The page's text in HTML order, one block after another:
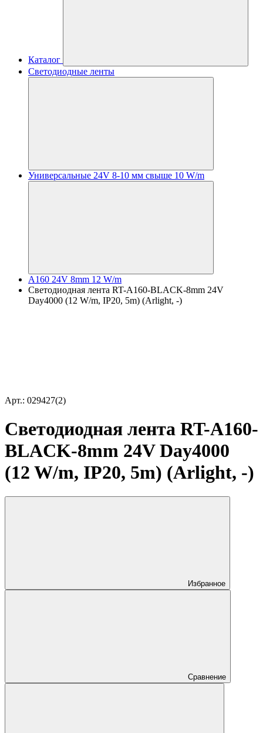
Каталог
Светодиодные ленты
Универсальные 24V 8-10 мм свыше 10 W/m
A160 24V 8mm 12 W/m
Светодиодная лента RT-A160-BLACK-8mm 24V
Day4000 (12 W/m, IP20, 5m) (Arlight, -)
Арт.: 029427(2)
Светодиодная лента RT-A160-
BLACK-8mm 24V Day4000
(12 W/m, IP20, 5m) (Arlight, -)
Избранное
Сравнение